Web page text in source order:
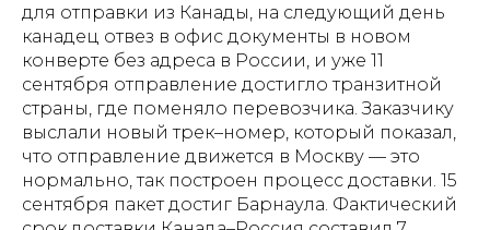
для отправки из Канады, на следующий день
канадец отвез в офис документы в новом
конверте без адреса в России, и уже 11
сентября отправление достигло транзитной
страны, где поменяло перевозчика. Заказчику
выслали новый трек–номер, который показал,
что отправление движется в Москву — это
нормально, так построен процесс доставки. 15
сентября пакет достиг Барнаула. Фактический